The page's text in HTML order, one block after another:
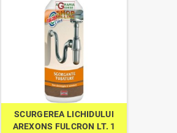
SCURGEREA LICHIDULUI
AREXONS FULCRON LT. 1